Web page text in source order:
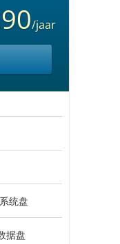
/jaar
统盘
据盘